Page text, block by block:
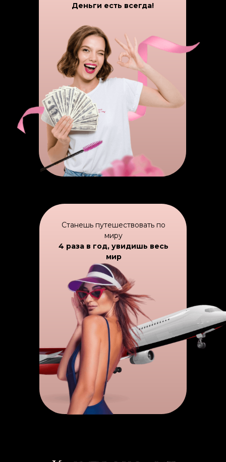
Станешь путешествовать по
миру
4 раза в год, увидишь весь
мир
Деньги есть всегда!